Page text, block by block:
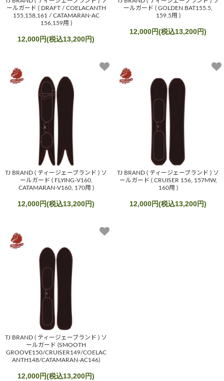
ールガード ( DRAFT / COELACANTH
155,158,161 / CATAMARAN-AC
156,159用 )
12,000円(税込13,200円)
ールガード ( GOLDEN BAT155.5,
159.5用 )
12,000円(税込13,200円)
TJ BRAND ( ティージェーブランド ) ソ
ールガード ( FLYING-V160,
CATAMARAN-V160, 170用 )
12,000円(税込13,200円)
TJ BRAND ( ティージェーブランド ) ソ
ールガード ( CRUISER 156, 157MW,
160用 )
12,000円(税込13,200円)
TJ BRAND ( ティージェーブランド ) ソ
ールガード (SMOOTH
GROOVE150/CRUISER149/COELAC
ANTH148/CATAMARAN-AC146)
12,000円(税込13,200円)